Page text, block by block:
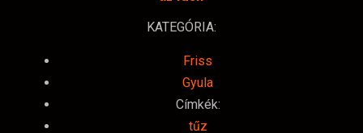
KATEGÓRIA:
Friss
Gyula
Címkék:
tűz